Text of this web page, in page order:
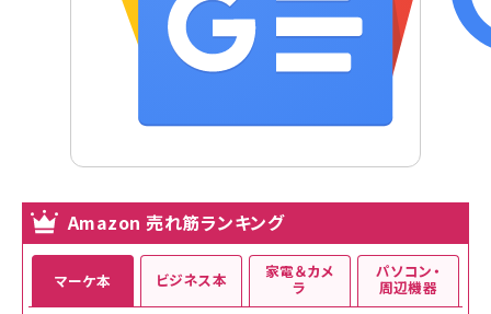
Amazon 売れ筋ランキング
マーケ本 ビジネス本 家電＆カメ
ラ
パソコン・
周辺機器